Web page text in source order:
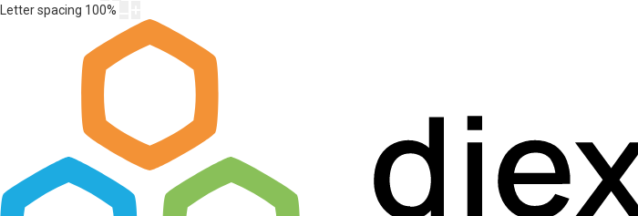
Letter spacing 100%